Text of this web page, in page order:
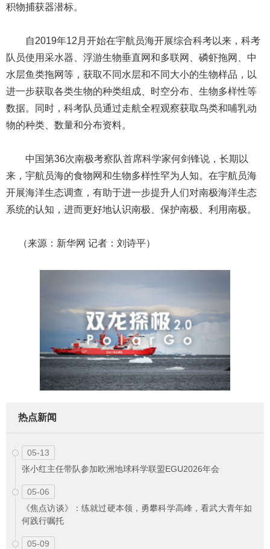
积物捕获器潜标。
自2019年12月开始在宇航员海开展综合科考以来，科考
队员使用采水器、浮游生物垂直网和多联网、磷虾拖网、中
水层鱼类拖网等，获取不同水层和不同大小的生物样品，以
进一步获取各类生物的种类组成、时空分布、生物多样性等
数据。同时，科考队员通过走航全程观察获取鸟类和哺乳动
物的种类、数量和分布资料。
中国第36次南极考察队首席科学家何剑锋说，长期以
来，宇航员海的食物网和生物多样性罕为人知。在宇航员海
开展海洋生态调查，有助于进一步提升人们对南极海洋生态
系统的认知，进而更好地认识南极、保护南极、利用南极。
（来源：新华网 记者：刘诗平）
热点新闻
05-13
张小红主任带队参加欧洲地球科学联盟EGU2026年会
05-06
《焦点访谈》：练就过硬本领，勇攀科学高峰，看武大青年如
何践行嘱托
05-09